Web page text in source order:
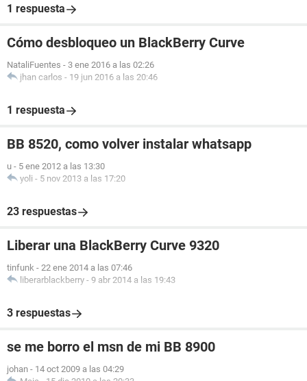
1 respuesta
Cómo desbloqueo un BlackBerry Curve
NataliFuentes - 3 ene 2016 a las 02:26
jhan carlos - 19 jun 2016 a las 20:46
1 respuesta
BB 8520, como volver instalar whatsapp
u - 5 ene 2012 a las 13:30
yoli - 5 nov 2013 a las 17:20
23 respuestas
Liberar una BlackBerry Curve 9320
tinfunk - 22 ene 2014 a las 07:46
liberarblackberry - 9 abr 2014 a las 19:43
3 respuestas
se me borro el msn de mi BB 8900
johan - 14 oct 2009 a las 04:29